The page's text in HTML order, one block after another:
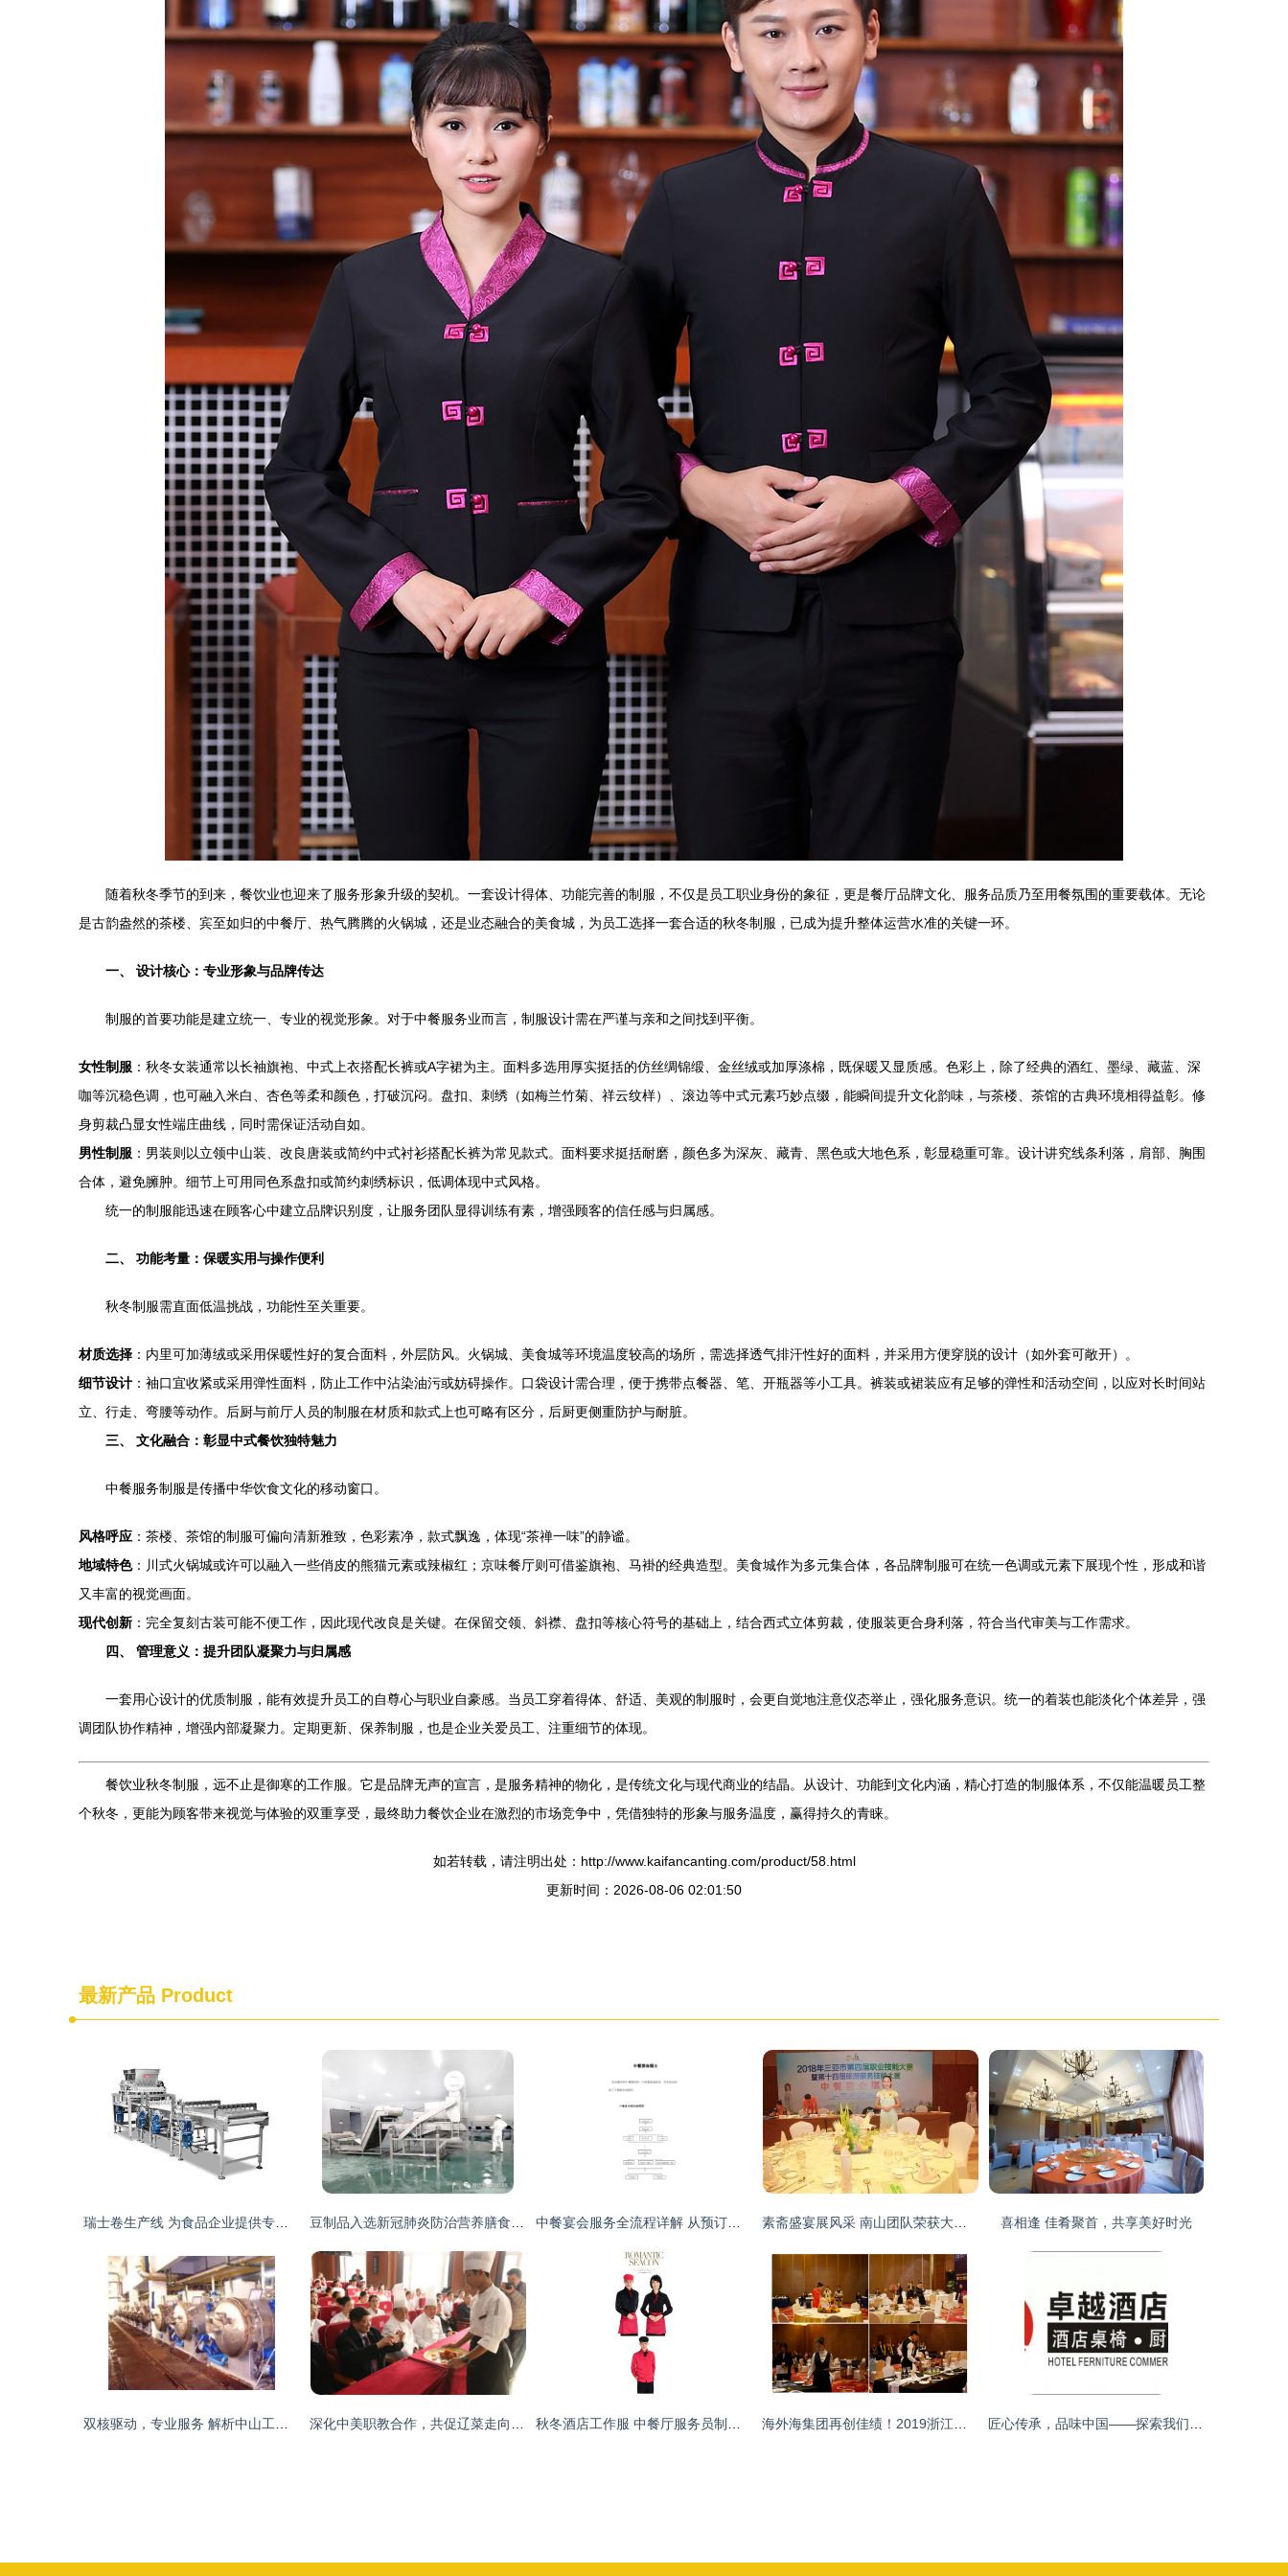
随着秋冬季节的到来，餐饮业也迎来了服务形象升级的契机。一套设计得体、功能完善的制服，不仅是员工职业身份的象征，更是餐厅品牌文化、服务品质乃至用餐氛围的重要载体。无论
是古韵盎然的茶楼、宾至如归的中餐厅、热气腾腾的火锅城，还是业态融合的美食城，为员工选择一套合适的秋冬制服，已成为提升整体运营水准的关键一环。
一、 设计核心：专业形象与品牌传达
制服的首要功能是建立统一、专业的视觉形象。对于中餐服务业而言，制服设计需在严谨与亲和之间找到平衡。
女性制服 ：秋冬女装通常以长袖旗袍、中式上衣搭配长裤或A字裙为主。面料多选用厚实挺括的仿丝绸锦缎、金丝绒或加厚涤棉，既保暖又显质感。色彩上，除了经典的酒红、墨绿、藏蓝、深
咖等沉稳色调，也可融入米白、杏色等柔和颜色，打破沉闷。盘扣、刺绣（如梅兰竹菊、祥云纹样）、滚边等中式元素巧妙点缀，能瞬间提升文化韵味，与茶楼、茶馆的古典环境相得益彰。修
身剪裁凸显女性端庄曲线，同时需保证活动自如。
男性制服 ：男装则以立领中山装、改良唐装或简约中式衬衫搭配长裤为常见款式。面料要求挺括耐磨，颜色多为深灰、藏青、黑色或大地色系，彰显稳重可靠。设计讲究线条利落，肩部、胸围
合体，避免臃肿。细节上可用同色系盘扣或简约刺绣标识，低调体现中式风格。
统一的制服能迅速在顾客心中建立品牌识别度，让服务团队显得训练有素，增强顾客的信任感与归属感。
二、 功能考量：保暖实用与操作便利
秋冬制服需直面低温挑战，功能性至关重要。
材质选择 ：内里可加薄绒或采用保暖性好的复合面料，外层防风。火锅城、美食城等环境温度较高的场所，需选择透气排汗性好的面料，并采用方便穿脱的设计（如外套可敞开）。
细节设计 ：袖口宜收紧或采用弹性面料，防止工作中沾染油污或妨碍操作。口袋设计需合理，便于携带点餐器、笔、开瓶器等小工具。裤装或裙装应有足够的弹性和活动空间，以应对长时间站
立、行走、弯腰等动作。后厨与前厅人员的制服在材质和款式上也可略有区分，后厨更侧重防护与耐脏。
三、 文化融合：彰显中式餐饮独特魅力
中餐服务制服是传播中华饮食文化的移动窗口。
风格呼应 ：茶楼、茶馆的制服可偏向清新雅致，色彩素净，款式飘逸，体现“茶禅一味”的静谧。
地域特色：川式火锅城或许可以融入一些俏皮的熊猫元素或辣椒红；京味餐厅则可借鉴旗袍、马褂的经典造型。美食城作为多元集合体，各品牌制服可在统一色调或元素下展现个性，形成和谐
又丰富的视觉画面。
现代创新 ：完全复刻古装可能不便工作，因此现代改良是关键。在保留交领、斜襟、盘扣等核心符号的基础上，结合西式立体剪裁，使服装更合身利落，符合当代审美与工作需求。
四、 管理意义：提升团队凝聚力与归属感
一套用心设计的优质制服，能有效提升员工的自尊心与职业自豪感。当员工穿着得体、舒适、美观的制服时，会更自觉地注意仪态举止，强化服务意识。统一的着装也能淡化个体差异，强
调团队协作精神，增强内部凝聚力。定期更新、保养制服，也是企业关爱员工、注重细节的体现。
餐饮业秋冬制服，远不止是御寒的工作服。它是品牌无声的宣言，是服务精神的物化，是传统文化与现代商业的结晶。从设计、功能到文化内涵，精心打造的制服体系，不仅能温暖员工整
个秋冬，更能为顾客带来视觉与体验的双重享受，最终助力餐饮企业在激烈的市场竞争中，凭借独特的形象与服务温度，赢得持久的青睐。
如若转载，请注明出处：http://www.kaifancanting.com/product/58.html
更新时间：2026-08-06 02:01:50
最新产品 Product
喜相逢 佳肴聚首，共享美好时光